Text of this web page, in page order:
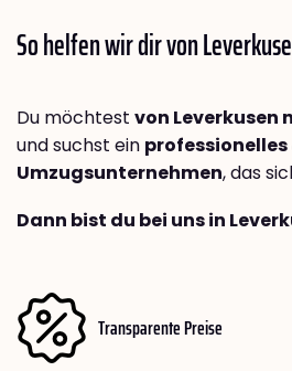
So helfen wir dir von
Du möchtest von Leverkusen
und suchst ein
Umzugsunternehmen, das
Dann bist du bei uns in
Transparente Preise